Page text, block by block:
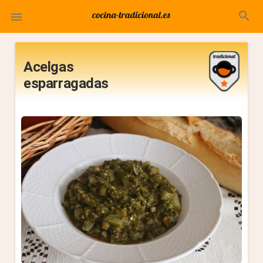
 search
Acelgas
esparragadas